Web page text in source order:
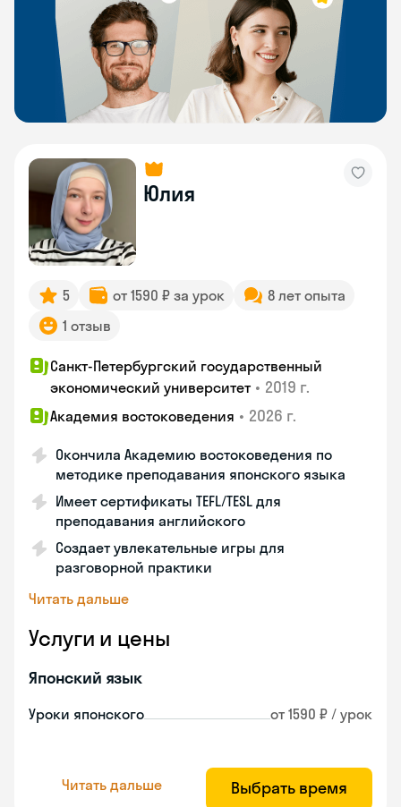
Юлия
5 от 1590 ₽ за урок
8 лет опыта
1 отзыв
Санкт-Петербургский государственный
экономический университет • 2019 г.
Академия востоковедения • 2026 г.
Окончила Академию востоковедения по
методике преподавания японского языка
Имеет сертификаты TEFL/TESL для
преподавания английского
Создает увлекательные игры для
разговорной практики
Читать дальше
Услуги и цены
Японский язык
Уроки японского от 1590 ₽ / урок
Читать дальше Выбрать время